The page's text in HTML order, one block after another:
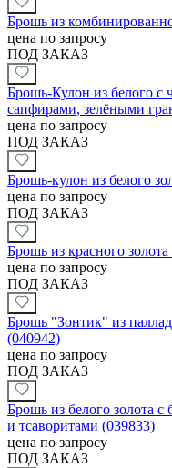
Брошь из
цена по запросу
ПОД ЗАКАЗ
Брошь-Кулон из белого с
сапфирами, зелёными
цена по запросу
ПОД ЗАКАЗ
Брошь-кулон из белого
цена по запросу
ПОД ЗАКАЗ
Брошь из красного
цена по запросу
ПОД ЗАКАЗ
Брошь "Зонтик" из
(040942)
цена по запросу
ПОД ЗАКАЗ
Брошь из белого золота
и тсаворитами (039833)
цена по запросу
ПОД ЗАКАЗ